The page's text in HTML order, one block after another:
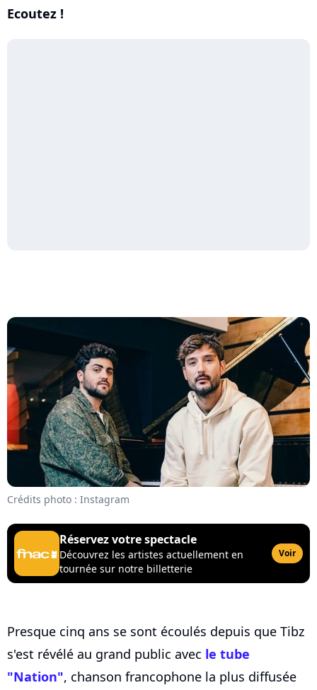
Ecoutez !
Crédits photo : Instagram
Réservez votre spectacle
Découvrez les artistes actuellement en
tournée sur notre billetterie
Voir
Presque cinq ans se sont écoulés depuis que Tibz
s'est révélé au grand public avec le tube
"Nation", chanson francophone la plus diffusée